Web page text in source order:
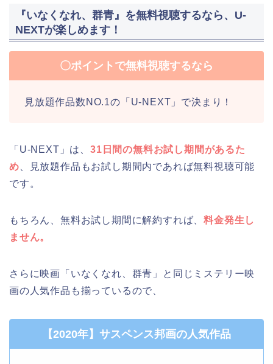
『いなくなれ、群青』を無料視聴するなら、U-
NEXTが楽しめます！
〇ポイントで無料視聴するなら
見放題作品数NO.1の「U-NEXT」で決まり！
「U-NEXT」は、 31日間の無料お試し期間があるた
め 、見放題作品もお試し期間内であれば無料視聴可能
です。
もちろん、無料お試し期間に解約すれば、料金発生し
ません。
さらに映画「いなくなれ、群青」と同じミステリー映
画の人気作品も揃っているので、
【2020年】サスペンス邦画の人気作品